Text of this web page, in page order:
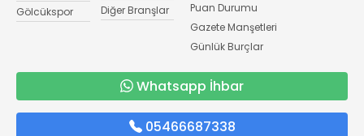
Gölcükspor
Diğer Branşlar
Puan Durumu
Gazete Manşetleri
Günlük Burçlar
Whatsapp İhbar
05466687338